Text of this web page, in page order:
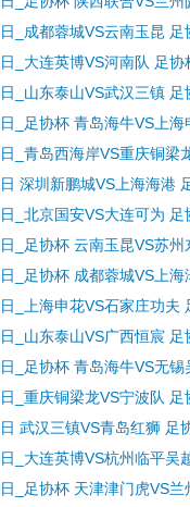
都蓉城VS云南玉昆 足协杯录像_
连英博VS河南队 足协杯录像_
东泰山VS武汉三镇 足协杯录像_
协杯 青岛海牛VS上海申花录像_
西海岸VS重庆铜梁龙 足协杯录像
圳新鹏城VS上海海港 足协杯_全
京国安VS大连可为 足协杯录像_
协杯 云南玉昆VS苏州东吴录像_
协杯 成都蓉城VS上海泽天录像_
海申花VS石家庄功夫 足协杯录像_
东泰山VS广西恒宸 足协杯录像_
协杯 青岛海牛VS无锡吴钩录像_
庆铜梁龙VS宁波队 足协杯录像_
汉三镇VS青岛红狮 足协杯_全
英博VS杭州临平吴越 足协杯录像
杯 天津津门虎VS兰州陇原竞技录像_